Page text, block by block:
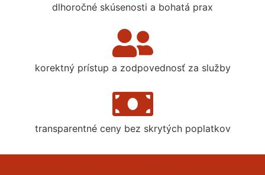
dlhoročné skúsenosti a bohatá prax
korektný prístup a zodpovednosť za služby
transparentné ceny bez skrytých poplatkov